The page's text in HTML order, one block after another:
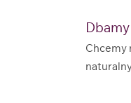
Chcemy